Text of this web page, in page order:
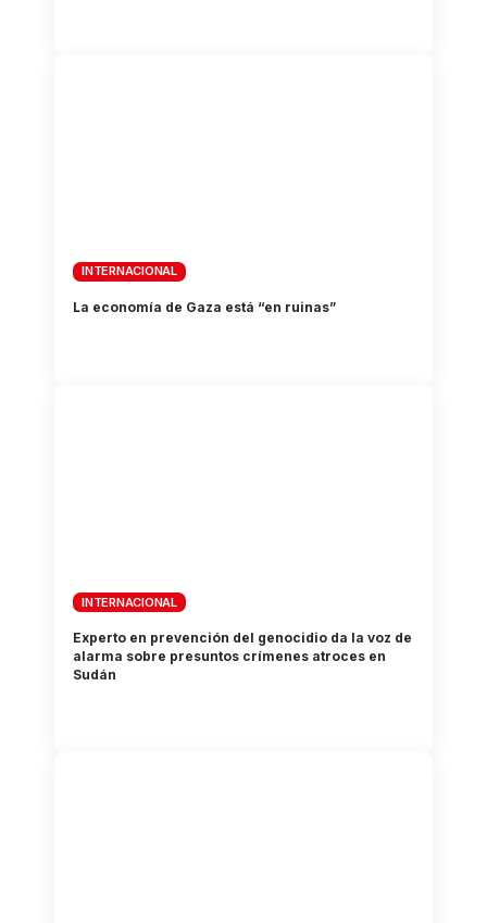
INTERNACIONAL
La economía de Gaza está “en ruinas”
INTERNACIONAL
Experto en prevención del genocidio da la voz de
alarma sobre presuntos crímenes atroces en
Sudán